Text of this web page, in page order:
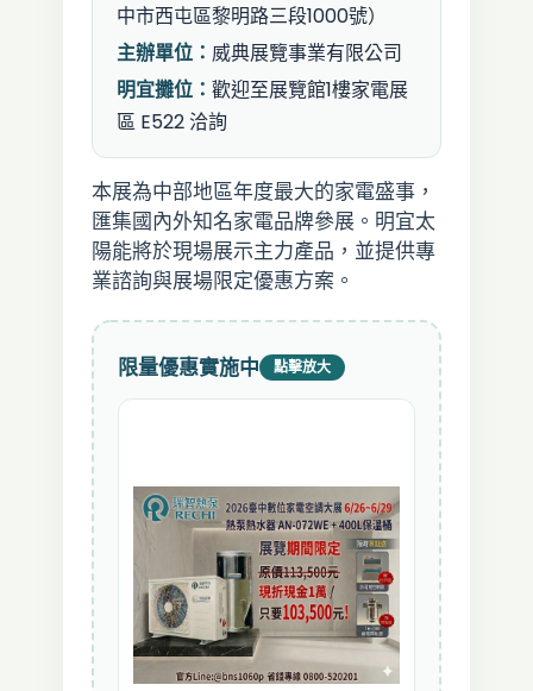
中市西屯區黎明路三段1000號）
主辦單位： 威典展覽事業有限公司
明宜攤位： 歡迎至展覽館1樓家電展
區 E522 洽詢
本展為中部地區年度最大的家電盛事，
匯集國內外知名家電品牌參展。明宜太
陽能將於現場展示主力產品，並提供專
業諮詢與展場限定優惠方案。
限量優惠實施中 點擊放大